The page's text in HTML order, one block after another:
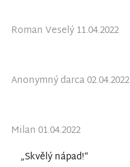
Roman Veselý 11.04.2022
Anonymný darca 02.04.2022
Milan 01.04.2022
„Skvělý nápad!“